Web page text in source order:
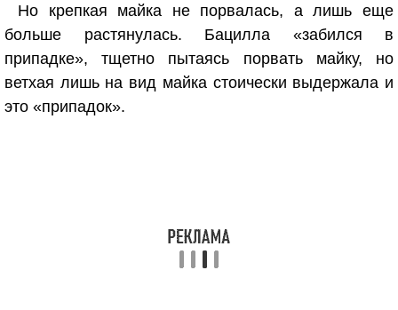
Но крепкая майка не порвалась, а лишь еще
больше растянулась. Бацилла «забился в
припадке», тщетно пытаясь порвать майку, но
ветхая лишь на вид майка стоически выдержала и
это «припадок».